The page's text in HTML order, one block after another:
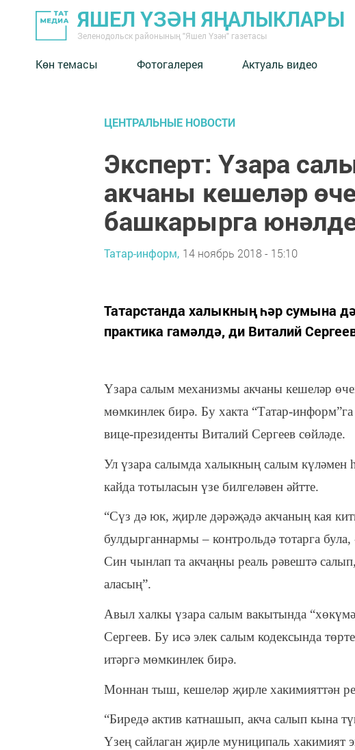
ЯШЕЛ ҮЗӘН ЯҢАЛЫКЛАРЫ
Зеленодольск районының "Яшел Үзән" газетасы
Көн темасы Фотогалерея Актуаль видео
ЦЕНТРАЛЬНЫЕ НОВОСТИ
Эксперт: Үзара
акчаны кешеләр
башкарырга
Татар-информ, 14 ноябрь 2018 - 15:10
Татарстанда халыкның һәр сумына
практика гамәлдә, ди Виталий
Үзара салым механизмы акчаны кешеләр
мөмкинлек бирә. Бу хакта “Татар-информ”га
вице-президенты Виталий Сергеев сөйләде.
Ул үзара салымда халыкның салым күләмен
кайда тотыласын үзе билгеләвен әйтте.
“Сүз дә юк, җирле дәрәҗәдә акчаның кая
булдырганнармы – контрольдә тотарга
Син чынлап та акчаңны реаль рәвештә
аласың”.
Авыл халкы үзара салым вакытында
Сергеев. Бу исә элек салым кодексында
итәргә мөмкинлек бирә.
Моннан тыш, кешеләр җирле хакимияттән
“Биредә актив катнашып, акча салып кына
Үзең сайлаган җирле муниципаль